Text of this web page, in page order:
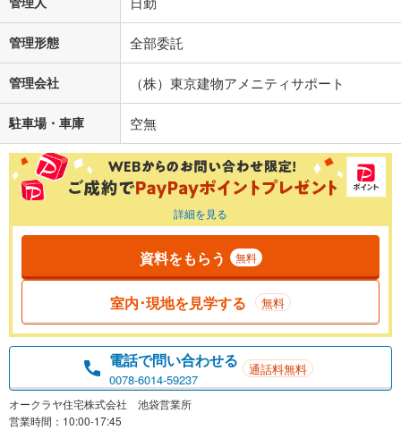
管理形態 全部委託
管理会社 （株）東京建物アメニティサポート
駐車場・車庫 空無
詳細を見る
資料をもらう 無料
室内･現地を見学する 無料
電話で問い合わせる
0078-6014-59237
通話料無料
オークラヤ住宅株式会社 池袋営業所
営業時間：10:00-17:45